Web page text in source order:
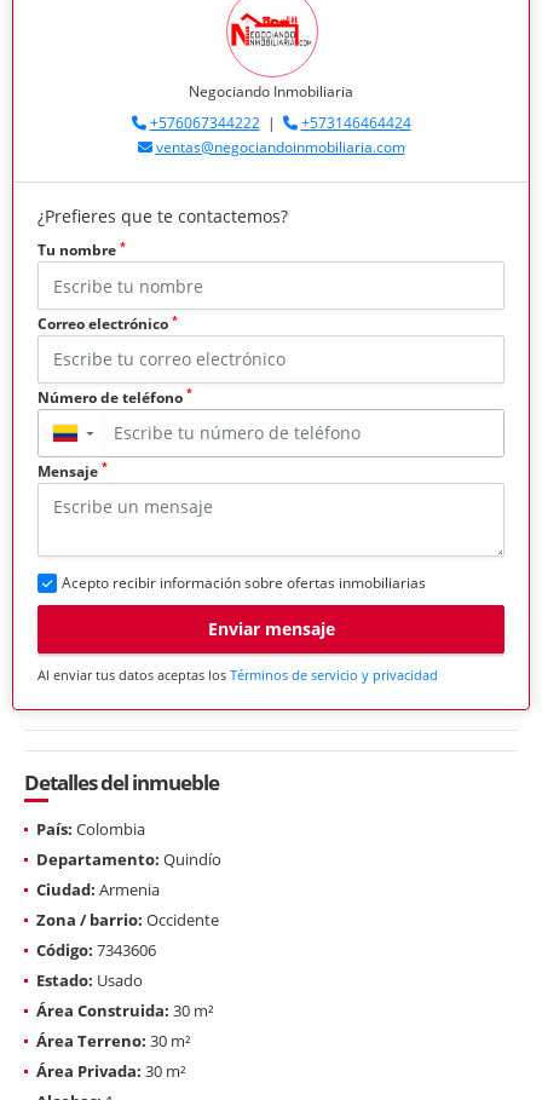
Negociando Inmobiliaria
+576067344222|
+573146464424
ventas@negociandoinmobiliaria.com
¿Prefieres que te contactemos?
Tu nombre *
Correo electrónico *
Número de teléfono *
▼
Mensaje *
Acepto recibir información sobre ofertas inmobiliarias
Enviar mensaje
Al enviar tus datos aceptas los Términos de servicio y privacidad
Detalles del inmueble
País: Colombia
Departamento: Quindío
Ciudad: Armenia
Zona / barrio: Occidente
Código: 7343606
Estado: Usado
Área Construida: 30 m²
Área Terreno: 30 m²
Área Privada: 30 m²